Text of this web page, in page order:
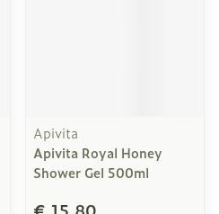
Apivita
Apivita Royal Honey
Shower Gel 500ml